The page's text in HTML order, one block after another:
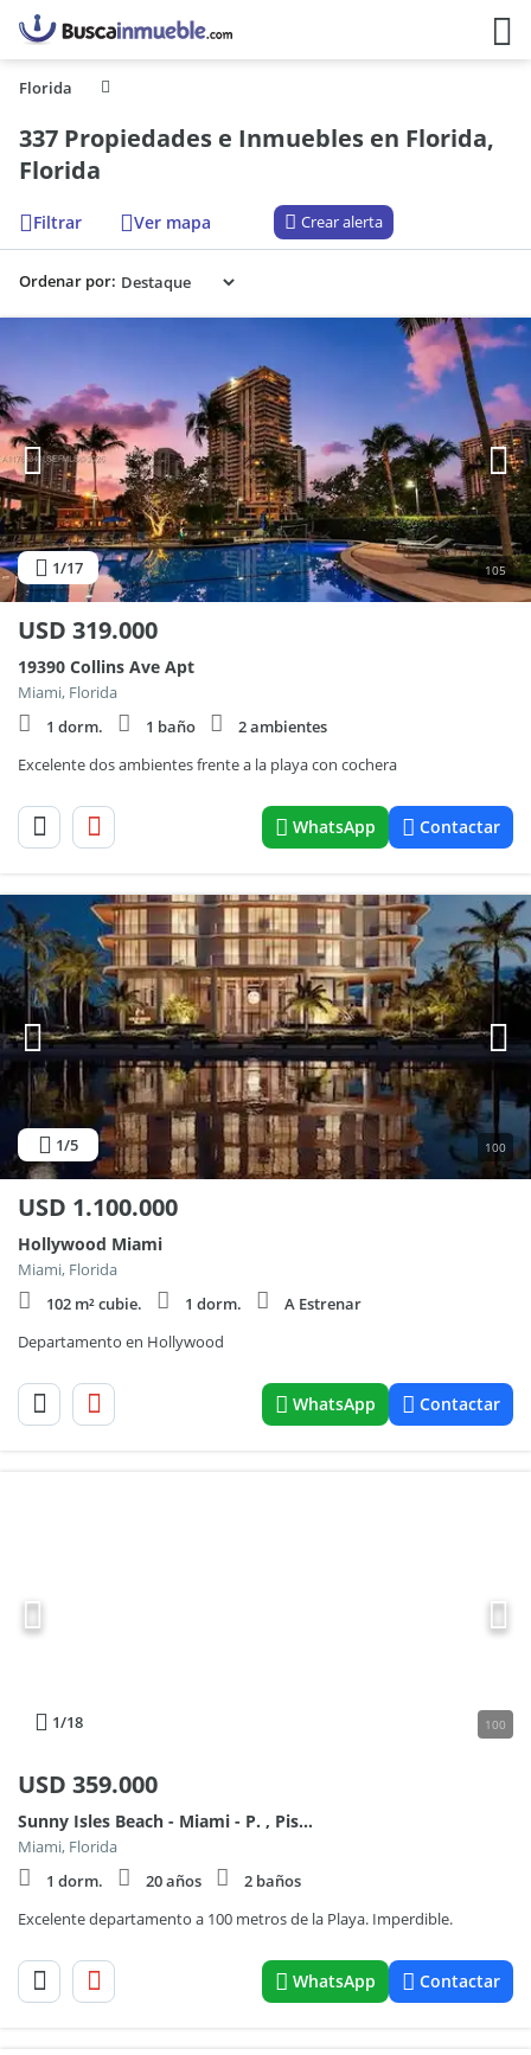
Florida
337 Propiedades e Inmuebles en Florida,
Florida
Filtrar Ver mapa Crear alerta
Ordenar por:
1/17 105
USD 319.000
19390 Collins Ave Apt
Miami, Florida
1 dorm.
1 baño
2 ambientes
Excelente dos ambientes frente a la playa con cochera
WhatsApp Contactar
1/5 100
USD 1.100.000
Hollywood Miami
Miami, Florida
102 m² cubie.
1 dorm.
A Estrenar
Departamento en Hollywood
WhatsApp Contactar
1/18 100
USD 359.000
Sunny Isles Beach - Miami - P. , Piso 3
Miami, Florida
1 dorm.
20 años
2 baños
Excelente departamento a 100 metros de la Playa. Imperdible.
WhatsApp Contactar